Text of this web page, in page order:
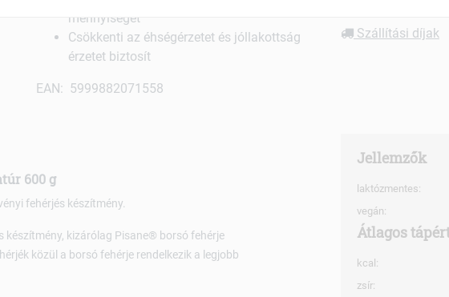
mennyiségét
Csökkenti az éhségérzetet és jóllakottság
érzetet biztosít
EAN: 5999882071558
Szállítási díjak
600 g
fehérjés készítmény.
készítmény, kizárólag Pisane® borsó fehérje
közül a borsó fehérje rendelkezik a legjobb
Jellemzők
laktózmentes:
vegán:
Átlagos
kcal:
zsír: